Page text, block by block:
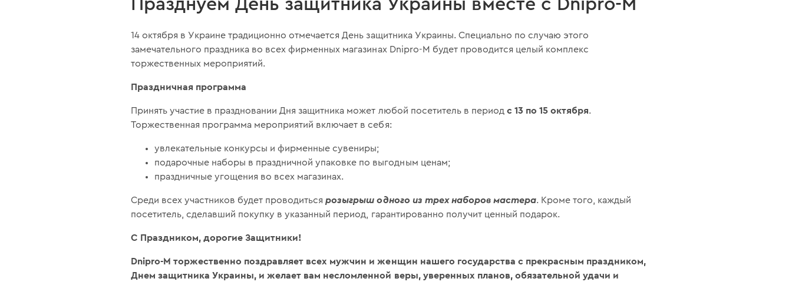
Празднуем День защитника Украины вместе с Dnipro-M
14 октября в Украине традиционно отмечается День защитника Украины. Специально по случаю этого
замечательного праздника во всех фирменных магазинах Dnipro-M будет проводится целый комплекс
торжественных мероприятий.
Праздничная программа
Принять участие в праздновании Дня защитника может любой посетитель в период с 13 по 15 октября.
Торжественная программа мероприятий включает в себя:
увлекательные конкурсы и фирменные сувениры;
подарочные наборы в праздничной упаковке по выгодным ценам;
праздничные угощения во всех магазинах.
Среди всех участников будет проводитьсярозыгрыш одного из трех наборов мастера. Кроме того, каждый
посетитель, сделавший покупку в указанный период, гарантированно получит ценный подарок.
С Праздником, дорогие Защитники!
Dnipro-M торжественно поздравляет всех мужчин и женщин нашего государства с прекрасным праздником,
Днем защитника Украины, и желает вам несломленной веры, уверенных планов, обязательной удачи и